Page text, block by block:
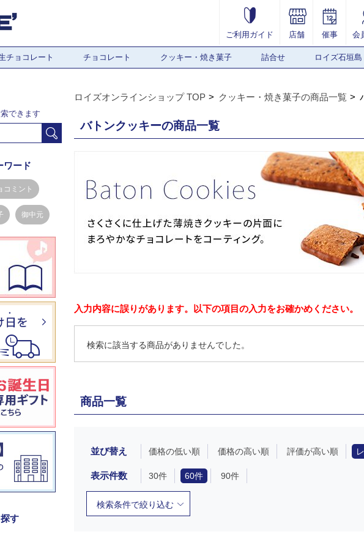
ご利用ガイド 店舗 催事 会
チョコレート チョコレート クッキー・焼き菓子 詰合せ ロイズ石垣島
ロイズオンラインショップ TOP クッキー・焼き菓子の商品一覧
バトンクッキーの商品一覧
入力内容に誤りがあります。以下の項目の入力をお確かめください。
検索に該当する商品がありませんでした。
商品一覧
並び替え 価格の低い順 価格の高い順 評価が高い順
表示件数 30件 60件 90件
検索条件で絞り込む
できます
ワード
コミント
御中元
す